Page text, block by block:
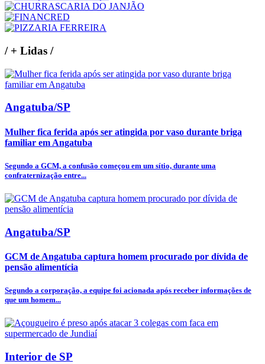
/+ Lidas /
Angatuba/SP
Mulher fica ferida após ser atingida por vaso durante briga
familiar em Angatuba
Segundo a GCM, a confusão começou em um sítio, durante uma
confraternização entre...
Angatuba/SP
GCM de Angatuba captura homem procurado por dívida de
pensão alimentícia
Segundo a corporação, a equipe foi acionada após receber informações de
que um homem...
Interior de SP